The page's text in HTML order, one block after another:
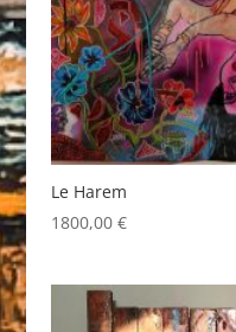
Le Harem
1800,00 €